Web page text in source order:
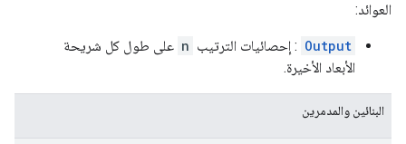
العوائد:
Output : إحصائيات الترتيب n على طول كل شريحة
الأبعاد الأخيرة.
البنائين والمدمرين